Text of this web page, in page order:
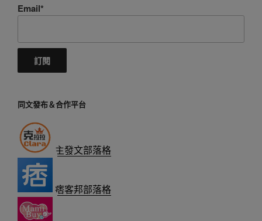
Email*
同文發布＆合作平台
主發文部落格
痞客邦部落格